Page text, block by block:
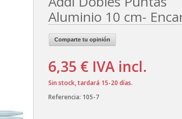
Aluminio 10 cm-
Comparte tu opinión
6,35 € IVA incl.
Sin stock, tardará 15-20 días.
Referencia: 105-7